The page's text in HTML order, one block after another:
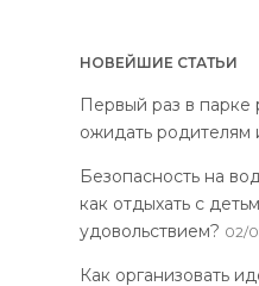
НОВЕЙШИЕ СТАТЬИ
Первый раз в парке
ожидать родителям
Безопасность на
как отдыхать с
удовольствием? 02/
Как организовать